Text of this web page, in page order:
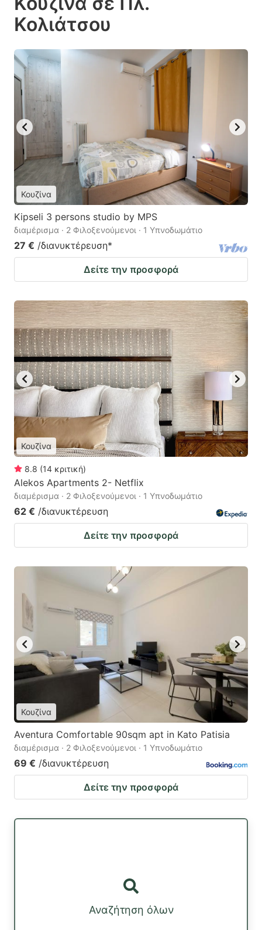
Κολιάτσου
Κουζίνα
Kipseli 3 persons studio by MPS
διαμέρισμα · 2 Φιλοξενούμενοι · 1 Υπνοδωμάτιο
27 € /διανυκτέρευση*
Δείτε την προσφορά
Κουζίνα
8.8 (14 κριτική)
Alekos Apartments 2- Netflix
διαμέρισμα · 2 Φιλοξενούμενοι · 1 Υπνοδωμάτιο
62 € /διανυκτέρευση
Δείτε την προσφορά
Κουζίνα
Aventura Comfortable 90sqm apt in Kato Patisia
διαμέρισμα · 2 Φιλοξενούμενοι · 1 Υπνοδωμάτιο
69 € /διανυκτέρευση
Δείτε την προσφορά
Αναζήτηση όλων